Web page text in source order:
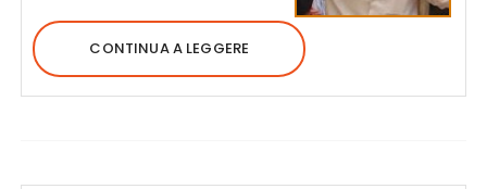
CONTINUA A LEGGERE